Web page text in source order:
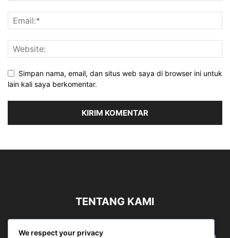
Simpan nama, email, dan situs web saya di browser ini untuk
lain kali saya berkomentar.
TENTANG KAMI
We respect your privacy